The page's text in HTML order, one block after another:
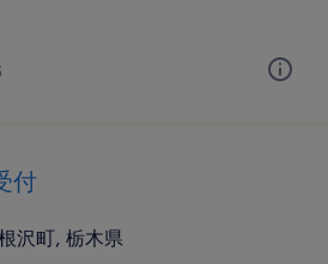
付
沢町, 栃木県